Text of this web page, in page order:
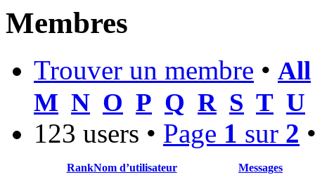
Membres
Trouver un membre • All
M N O P Q R S T U
123 users • Page 1 sur 2
RankNom d’utilisateur Messages